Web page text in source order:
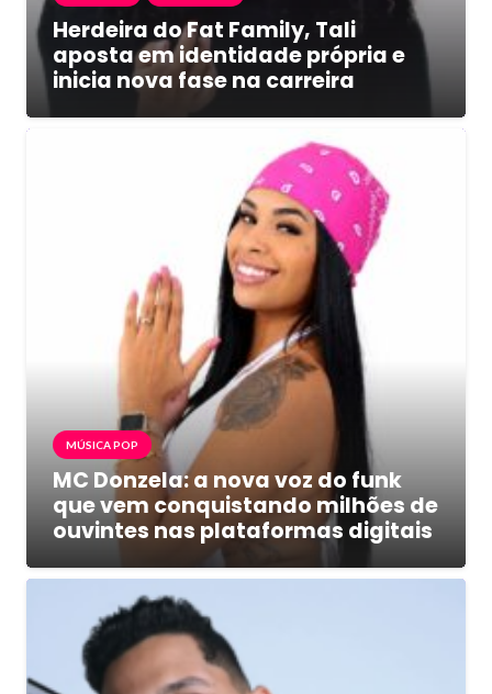
Herdeira do Fat Family, Tali
aposta em identidade própria e
inicia nova fase na carreira
MÚSICA POP
MC Donzela: a nova voz do funk
que vem conquistando milhões de
ouvintes nas plataformas digitais